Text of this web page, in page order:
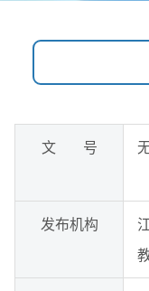
文 号
发布机构